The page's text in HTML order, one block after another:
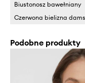
Biustonosz bawełniany
Czerwona bielizna
Podobne produkty